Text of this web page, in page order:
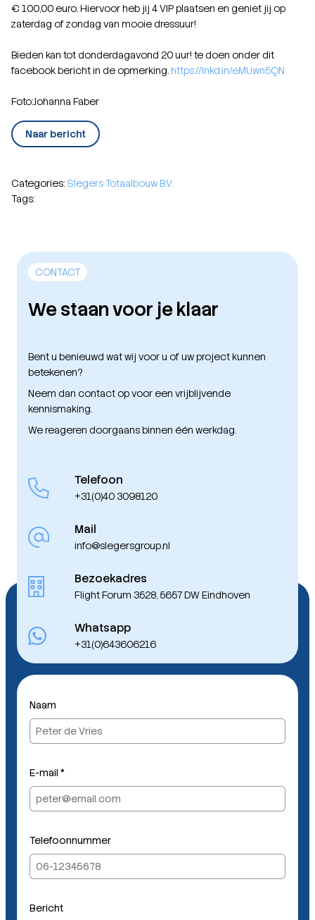
€ 100,00 euro. Hiervoor heb jij 4 VIP plaatsen en geniet jij op
zaterdag of zondag van mooie dressuur!
Bieden kan tot donderdagavond 20 uur! te doen onder dit
facebook bericht in de opmerking. https://lnkd.in/eMUwn5QN
Foto:Johanna Faber
Naar bericht
Categories: Slegers Totaalbouw B.V.
Tags:
CONTACT
We staan voor je klaar
Bent u benieuwd wat wij voor u of uw project kunnen
betekenen?
Neem dan contact op voor een vrijblijvende
kennismaking.
We reageren doorgaans binnen één werkdag.
Telefoon
+31(0)40 3098120
Mail
info@slegersgroup.nl
Bezoekadres
Flight Forum 3528, 5657 DW Eindhoven
Whatsapp
+31(0)643606216
Naam
E-mail *
e
s
t
n
Telefoonnummer
Bericht